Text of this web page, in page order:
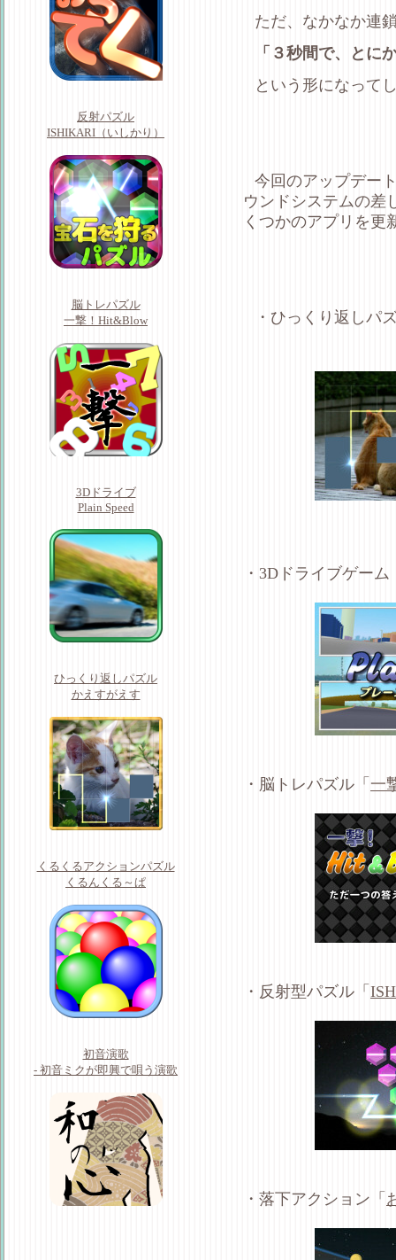
反射パズル
ISHIKARI（いしかり）
脳トレパズル
一撃！Hit&Blow
3Dドライブ
Plain Speed
ひっくり返しパズル
かえすがえす
くるくるアクションパズル
くるんくる～ぱ
初音演歌
- 初音ミクが即興で唄う演歌
ただ、なかなか連
「３秒間で、とに
という形になって
今回のアップデー
ウンドシステムの差
くつかのアプリを更
・ひっくり返しパ
・3Dドライブゲーム
・脳トレパズル「 一
・反射型パズル「
・落下アクション「